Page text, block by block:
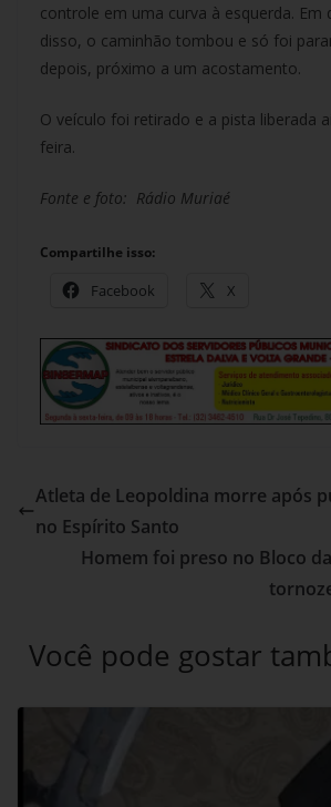
controle em uma curva à esquerda. Em
disso, o caminhão tombou e só foi
depois, próximo a um acostamento.
O veículo foi retirado e a pista liberada
feira.
Fonte e foto: Rádio Muriaé
Compartilhe isso:
Facebook X
Atleta de Leopoldina morre após
no Espírito Santo
Homem foi preso no Bloco
Você pode gostar